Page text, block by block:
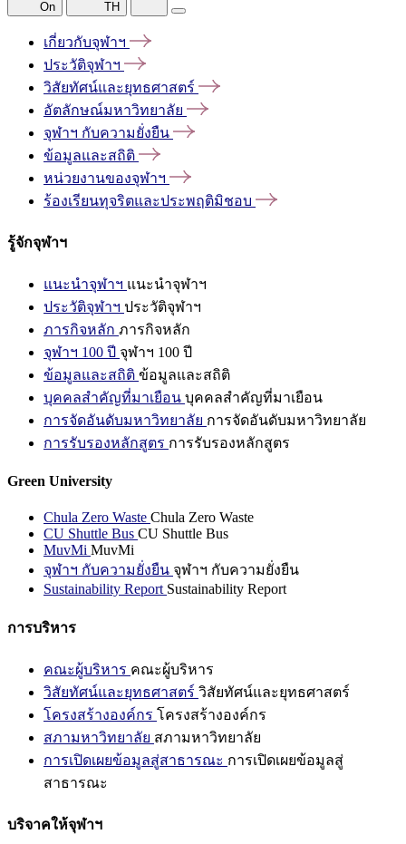
On TH
เกี่ยวกับจุฬาฯ
ประวัติจุฬาฯ
วิสัยทัศน์และยุทธศาสตร์
อัตลักษณ์มหาวิทยาลัย
จุฬาฯ กับความยั่งยืน
ข้อมูลและสถิติ
หน่วยงานของจุฬาฯ
ร้องเรียนทุจริตและประพฤติมิชอบ
รู้จักจุฬาฯ
แนะนำจุฬาฯ แนะนำจุฬาฯ
ประวัติจุฬาฯ ประวัติจุฬาฯ
ภารกิจหลัก ภารกิจหลัก
จุฬาฯ 100 ปี จุฬาฯ 100 ปี
ข้อมูลและสถิติ ข้อมูลและสถิติ
บุคคลสำคัญที่มาเยือน บุคคลสำคัญที่มาเยือน
การจัดอันดับมหาวิทยาลัย การจัดอันดับมหาวิทยาลัย
การรับรองหลักสูตร การรับรองหลักสูตร
Green University
Chula Zero Waste Chula Zero Waste
CU Shuttle Bus CU Shuttle Bus
MuvMi MuvMi
จุฬาฯ กับความยั่งยืน จุฬาฯ กับความยั่งยืน
Sustainability Report Sustainability Report
การบริหาร
คณะผู้บริหาร คณะผู้บริหาร
วิสัยทัศน์และยุทธศาสตร์ วิสัยทัศน์และยุทธศาสตร์
โครงสร้างองค์กร โครงสร้างองค์กร
สภามหาวิทยาลัย สภามหาวิทยาลัย
การเปิดเผยข้อมูลสู่สาธารณะ การเปิดเผยข้อมูลสู่
สาธารณะ
บริจาคให้จุฬาฯ